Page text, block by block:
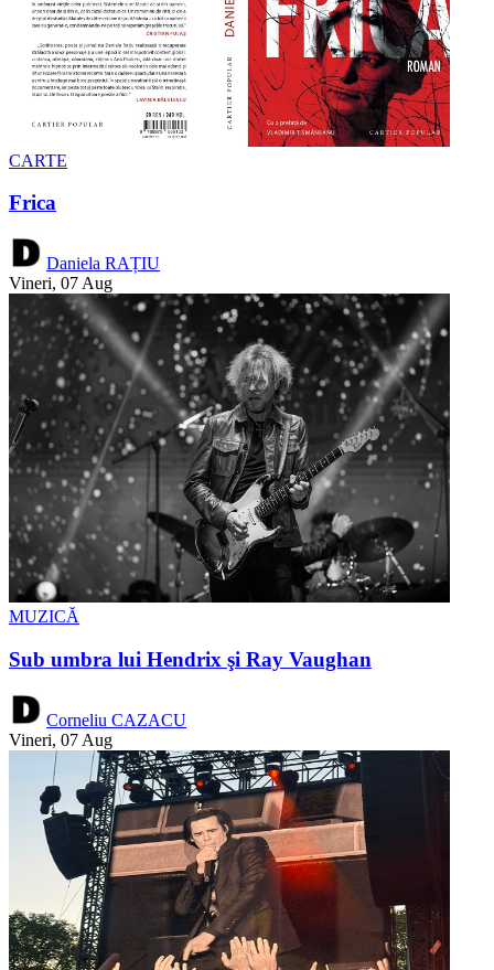
CARTE
Frica
Daniela RAȚIU
Vineri, 07 Aug
MUZICĂ
Sub umbra lui Hendrix şi Ray Vaughan
Corneliu CAZACU
Vineri, 07 Aug